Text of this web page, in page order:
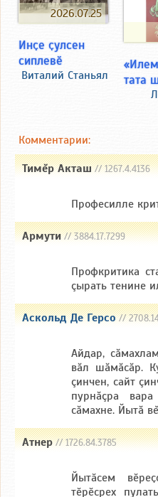
2026.07.25
Инҫе ҫулсен
сиплевӗ
Виталий Станьял
тата
Комментарии:
Тимĕр Акташ// 1267.4.4136
Професилле
Армути// 3884.17.7299
Профкритика
çырать тенине
Аскольд Де Герсо//
Айдар,
вăл шăмăсăр.
çинчен, сайт
пурнăçра
сăмахне. Йытă
Атнер// 1726.84.3785
Йытӑсем
тӗрӗсрех